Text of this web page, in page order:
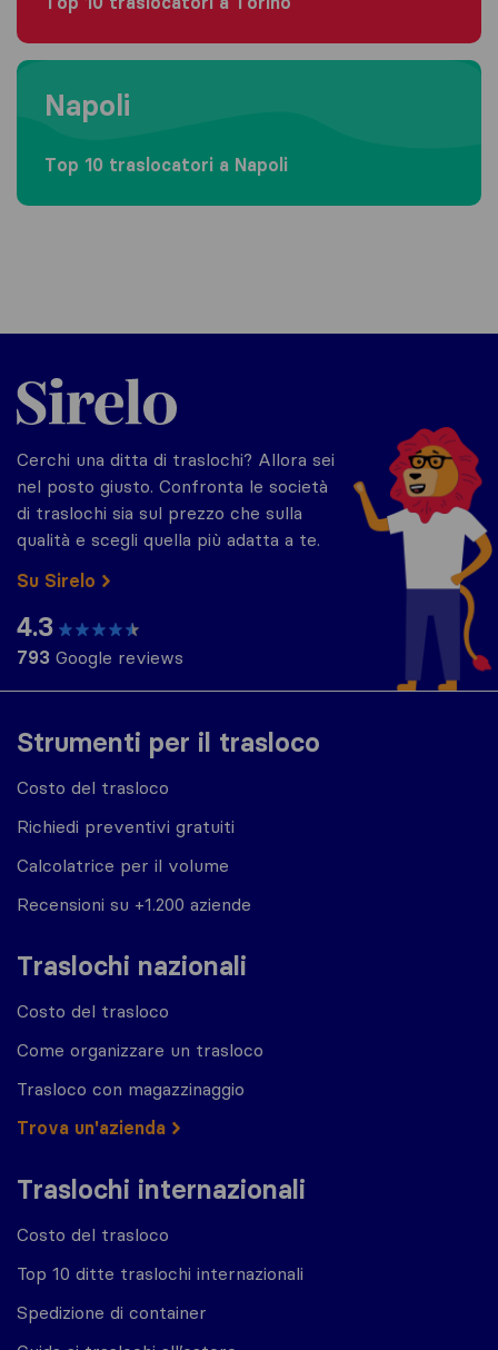
Moving to Napoli
Napoli
Top 10 traslocatori a Napoli
Strumenti per il trasloco
Costo del trasloco
Richiedi preventivi gratuiti
Calcolatrice per il volume
Recensioni su +1.200 aziende
Traslochi nazionali
Costo del trasloco
Come organizzare un trasloco
Trasloco con magazzinaggio
Trova un'azienda
Traslochi internazionali
Costo del trasloco
Top 10 ditte traslochi internazionali
Spedizione di container
Sirelo.it
Cerchi una ditta di traslochi? Allora sei
nel posto giusto. Confronta le società
di traslochi sia sul prezzo che sulla
qualità e scegli quella più adatta a te.
Su Sirelo
4.3
793 Google reviews